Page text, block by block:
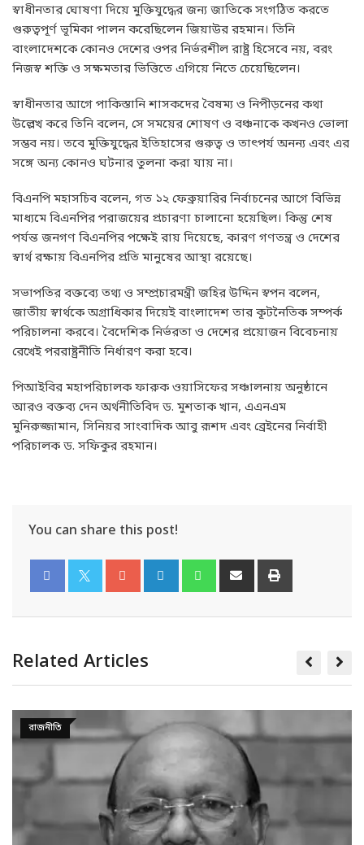
স্বাধীনতার ঘোষণা দিয়ে মুক্তিযুদ্ধের জন্য জাতিকে সংগঠিত করতে
গুরুত্বপূর্ণ ভূমিকা পালন করেছিলেন জিয়াউর রহমান। তিনি
বাংলাদেশকে কোনও দেশের ওপর নির্ভরশীল রাষ্ট্র হিসেবে নয়, বরং
নিজস্ব শক্তি ও সক্ষমতার ভিত্তিতে এগিয়ে নিতে চেয়েছিলেন।
স্বাধীনতার আগে পাকিস্তানি শাসকদের বৈষম্য ও নিপীড়নের কথা
উল্লেখ করে তিনি বলেন, সে সময়ের শোষণ ও বঞ্চনাকে কখনও ভোলা
সম্ভব নয়। তবে মুক্তিযুদ্ধের ইতিহাসের গুরুত্ব ও তাৎপর্য অনন্য এবং এর
সঙ্গে অন্য কোনও ঘটনার তুলনা করা যায় না।
বিএনপি মহাসচিব বলেন, গত ১২ ফেব্রুয়ারির নির্বাচনের আগে বিভিন্ন
মাধ্যমে বিএনপির পরাজয়ের প্রচারণা চালানো হয়েছিল। কিন্তু শেষ
পর্যন্ত জনগণ বিএনপির পক্ষেই রায় দিয়েছে, কারণ গণতন্ত্র ও দেশের
স্বার্থ রক্ষায় বিএনপির প্রতি মানুষের আস্থা রয়েছে।
সভাপতির বক্তব্যে তথ্য ও সম্প্রচারমন্ত্রী জহির উদ্দিন স্বপন বলেন,
জাতীয় স্বার্থকে অগ্রাধিকার দিয়েই বাংলাদেশ তার কূটনৈতিক সম্পর্ক
পরিচালনা করবে। বৈদেশিক নির্ভরতা ও দেশের প্রয়োজন বিবেচনায়
রেখেই পররাষ্ট্রনীতি নির্ধারণ করা হবে।
পিআইবির মহাপরিচালক ফারুক ওয়াসিফের সঞ্চালনায় অনুষ্ঠানে
আরও বক্তব্য দেন অর্থনীতিবিদ ড. মুশতাক খান, এএনএম
মুনিরুজ্জামান, সিনিয়র সাংবাদিক আবু রূশদ এবং ব্রেইনের নির্বাহী
পরিচালক ড. সফিকুর রহমান।
You can share this post!
Related Articles
রাজনীতি